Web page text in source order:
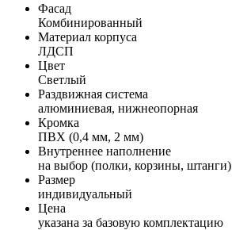
Фасад
Комбинированный
Материал корпуса
ЛДСП
Цвет
Светлый
Раздвижная система
алюминиевая, нижнеопорная
Кромка
ПВХ (0,4 мм, 2 мм)
Внутреннее наполнение
на выбор (полки, корзины, штанги)
Размер
индивидуальный
Цена
указана за базовую комплектацию